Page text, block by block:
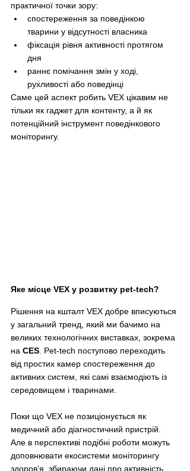
практичної точки зору:
спостереження за поведінкою
тварини у відсутності власника
фіксація рівня активності протягом
дня
раннє помічання змін у ході,
рухливості або поведінці
Саме цей аспект робить VEX цікавим не
тільки як гаджет для контенту, а й як
потенційний інструмент поведінкового
моніторингу.
Яке місце VEX у розвитку pet-tech?
Рішення на кшталт VEX добре вписуються
у загальний тренд, який ми бачимо на
великих технологічних виставках, зокрема
на CES . Pet-tech поступово переходить
від простих камер спостереження до
активних систем, які самі взаємодіють із
середовищем і тваринами.
Поки що VEX не позиціонується як
медичний або діагностичний пристрій.
Але в перспективі подібні роботи можуть
доповнювати екосистеми моніторингу
здоров’я, збираючи дані про активність,